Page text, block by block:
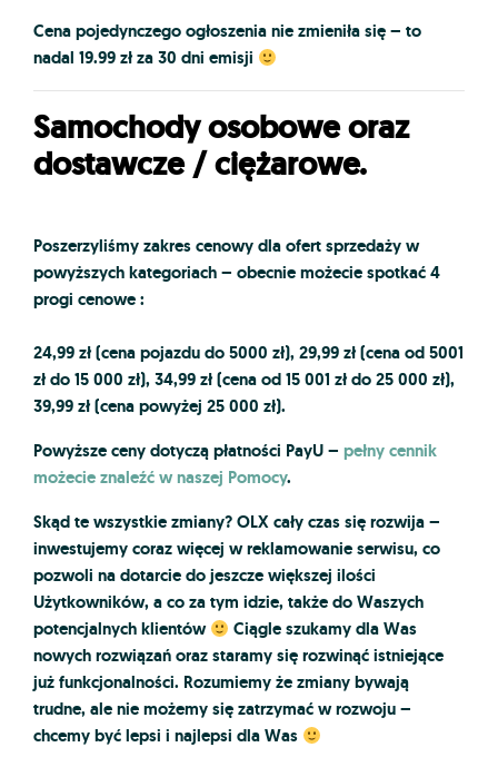
Cena pojedynczego ogłoszenia nie zmieniła się – to
nadal 19.99 zł za 30 dni emisji
Samochody osobowe oraz
dostawcze / ciężarowe.
Poszerzyliśmy zakres cenowy dla ofert sprzedaży w
powyższych kategoriach – obecnie możecie spotkać 4
progi cenowe :
24,99 zł (cena pojazdu do 5000 zł), 29,99 zł (cena od 5001
zł do 15 000 zł), 34,99 zł (cena od 15 001 zł do 25 000 zł),
39,99 zł (cena powyżej 25 000 zł).
Powyższe ceny dotyczą płatności PayU – pełny cennik
możecie znaleźć w naszej Pomocy.
Skąd te wszystkie zmiany? OLX cały czas się rozwija –
inwestujemy coraz więcej w reklamowanie serwisu, co
pozwoli na dotarcie do jeszcze większej ilości
Użytkowników, a co za tym idzie, także do Waszych
potencjalnych klientów
Ciągle szukamy dla Was
nowych rozwiązań oraz staramy się rozwinąć istniejące
już funkcjonalności. Rozumiemy że zmiany bywają
trudne, ale nie możemy się zatrzymać w rozwoju –
chcemy być lepsi i najlepsi dla Was